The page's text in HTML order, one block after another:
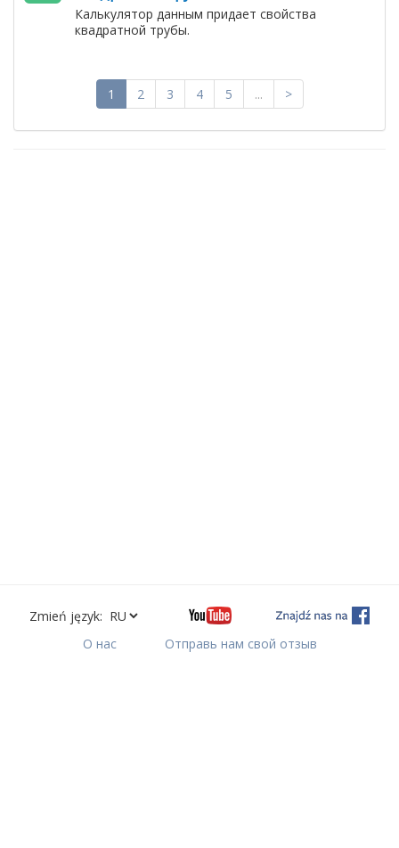
Калькулятор данным придает свойства
квадратной трубы.
1 2 3 4 5 ... >
Zmień język:
О нас
Отправь нам свой отзыв